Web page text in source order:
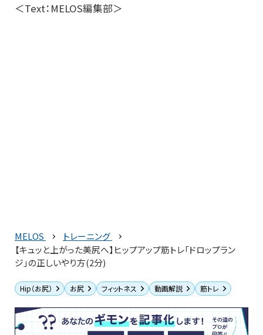
＜Text：MELOS編集部＞
MELOS
トレーニング
【キュッと上がった美尻へ】ヒップアップ筋トレ「ドロップラン
ジ」の正しいやり方(2分)
Hip（お尻） お尻 フィットネス 動画解説 筋トレ